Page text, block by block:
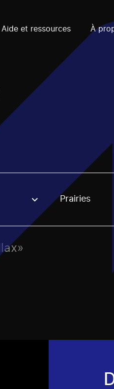
Aide et ressources À
filter will be applied
Prairies